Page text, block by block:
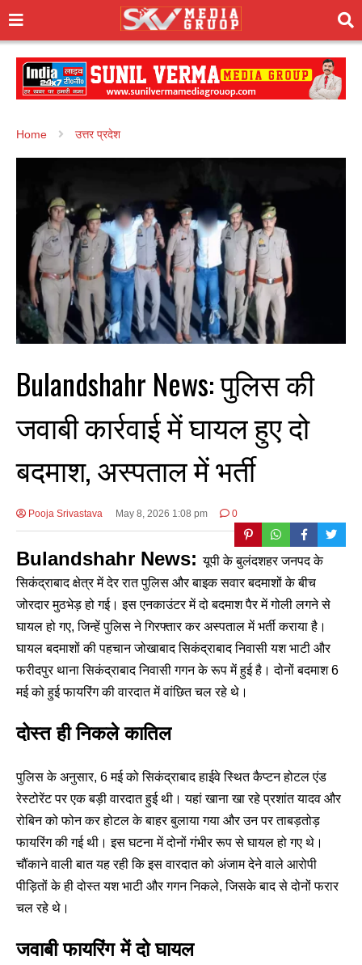
Home उत्तर प्रदेश
Bulandshahr News: पुलिस की
जवाबी कार्रवाई में घायल हुए दो
बदमाश, अस्पताल में भर्ती
Pooja Srivastava May 8, 2026 1:08 pm 0
Bulandshahr News: यूपी के बुलंदशहर जनपद के
सिकंद्राबाद क्षेत्र में देर रात पुलिस और बाइक सवार बदमाशों के बीच
जोरदार मुठभेड़ हो गई। इस एनकाउंटर में दो बदमाश पैर में गोली लगने से
घायल हो गए, जिन्हें पुलिस ने गिरफ्तार कर अस्पताल में भर्ती कराया है।
घायल बदमाशों की पहचान जोखाबाद सिकंद्राबाद निवासी यश भाटी और
फरीदपुर थाना सिकंद्राबाद निवासी गगन के रूप में हुई है। दोनों बदमाश 6
मई को हुई फायरिंग की वारदात में वांछित चल रहे थे।
दोस्त ही निकले कातिल
पुलिस के अनुसार, 6 मई को सिकंद्राबाद हाईवे स्थित कैप्टन होटल एंड
रेस्टोरेंट पर एक बड़ी वारदात हुई थी। यहां खाना खा रहे प्रशांत यादव और
रोबिन को फोन कर होटल के बाहर बुलाया गया और उन पर ताबड़तोड़
फायरिंग की गई थी। इस घटना में दोनों गंभीर रूप से घायल हो गए थे।
चौंकाने वाली बात यह रही कि इस वारदात को अंजाम देने वाले आरोपी
पीड़ितों के ही दोस्त यश भाटी और गगन निकले, जिसके बाद से दोनों फरार
चल रहे थे।
जवाबी फायरिंग में दो घायल